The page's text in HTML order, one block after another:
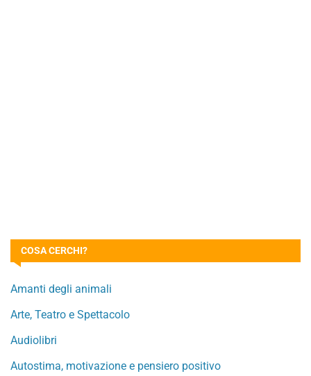
COSA CERCHI?
Amanti degli animali
Arte, Teatro e Spettacolo
Audiolibri
Autostima, motivazione e pensiero positivo